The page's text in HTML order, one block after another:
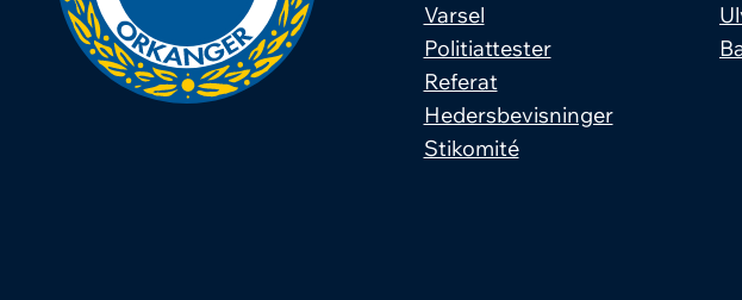
Varsel
Politiattester
Referat
Hedersbevisninger
Stikomité